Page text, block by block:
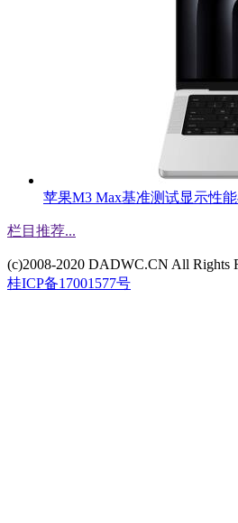
苹果M3 Max基准测试显示性
栏目推荐...
(c)2008-2020 DADWC.CN All Rights
桂ICP备17001577号